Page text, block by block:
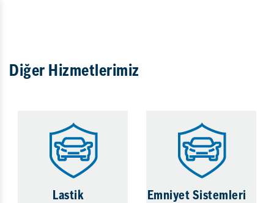
Diğer Hizmetlerimiz
Lastik Emniyet Sistemleri